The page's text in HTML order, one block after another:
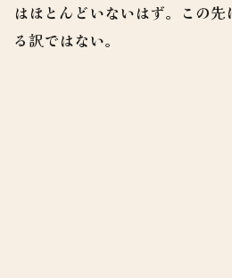
はほとんどいないはず。この
る訳ではない。